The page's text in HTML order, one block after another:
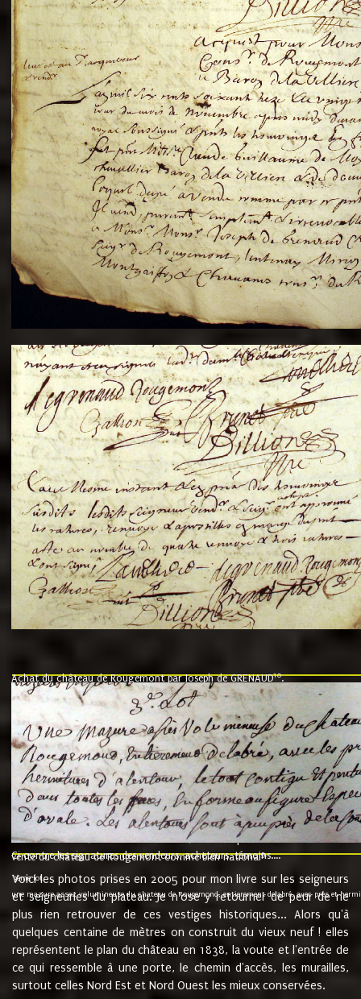
Achat du château de Rougemont par Joseph de GRENAUD10.
"l'an mil six cent soixante treze le ving neuvième jour du mois de
nommé fut présent Messire Claude Guillaume de Moyriat chevalier baron
vend, purement simplement et irrevocablement a monseigneur monsieur
et chavannes conseiller du roy au parlement de Bourgogne, present et
que le dit seigneur Baron de la Vellière a sur ses hommes, indivisables et
de la Velliere tout ainsi et comme le dit seigneur Baron et ses
présent......"
suivent les rentes, donation des terriers, etc... au prix de 880 livre louis
Ci contre les signatures des vendeurs, acheteurs, témoins....
vente du château de Rougemont comme bien national9.
"3ème lot
une mazure assez volumineuse du chateau de Rougemond, entierement delabré, avec près et
Voici les photos prises en 2005 pour mon livre sur les seigneurs
et seigneuries du plateau. Je n'ose y retourner de peur de ne
plus rien retrouver de ces vestiges historiques... Alors qu'à
quelques centaine de mètres on construit du vieux neuf ! elles
représentent le plan du château en 1838, la voute et l'entrée de
ce qui ressemble à une porte, le chemin d'accès, les murailles,
surtout celles Nord Est et Nord Ouest les mieux conservées.